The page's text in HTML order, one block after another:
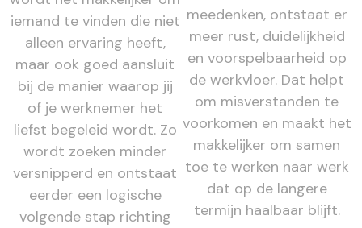
iemand te vinden die niet
alleen ervaring heeft,
maar ook goed aansluit
bij de manier waarop jij
of je werknemer het
liefst begeleid wordt. Zo
wordt zoeken minder
versnipperd en ontstaat
eerder een logische
volgende stap richting
meedenken, ontstaat er
meer rust, duidelijkheid
en voorspelbaarheid op
de werkvloer. Dat helpt
om misverstanden te
voorkomen en maakt het
makkelijker om samen
toe te werken naar werk
dat op de langere
termijn haalbaar blijft.